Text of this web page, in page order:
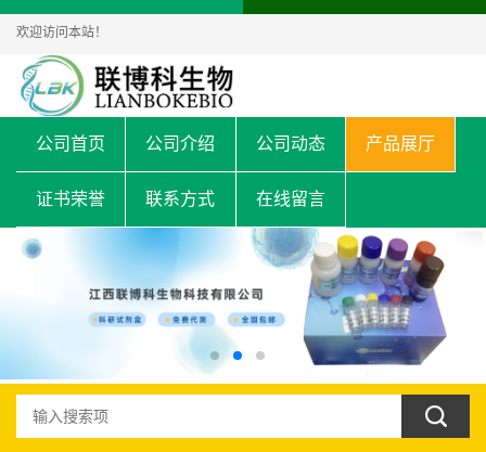
欢迎访问本站！
公司首页 公司介绍 公司动态 产品展厅
证书荣誉 联系方式 在线留言